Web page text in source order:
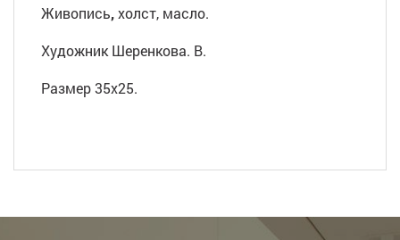
Живопись,холст, масло.
Художник Шеренкова. В.
Размер 35х25.